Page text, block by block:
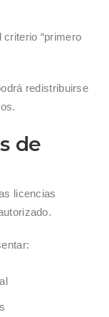
“primero
redistribuirse
de
licencias